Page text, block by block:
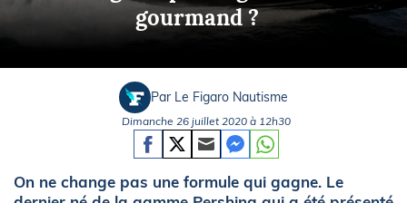
gourmand ?
Par Le Figaro Nautisme
Dimanche 26 juillet 2020 à 12h30
On ne change pas une formule qui gagne. Le